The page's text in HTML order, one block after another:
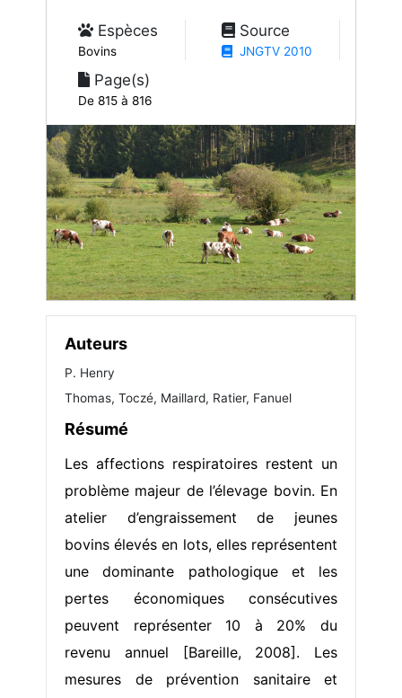
Espèces
Bovins
Source
JNGTV 2010
Page(s)
De 815 à 816
Auteurs
P. Henry
Thomas, Toczé, Maillard, Ratier, Fanuel
Résumé
Les affections respiratoires restent un
problème majeur de l’élevage bovin. En
atelier d’engraissement de jeunes
bovins élevés en lots, elles représentent
une dominante pathologique et les
pertes économiques consécutives
peuvent représenter 10 à 20% du
revenu annuel [Bareille, 2008]. Les
mesures de prévention sanitaire et